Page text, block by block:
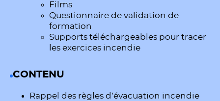
Films
Questionnaire de validation de
formation
Supports téléchargeables pour tracer
les exercices incendie
CONTENU
Rappel des règles d’évacuation incendie